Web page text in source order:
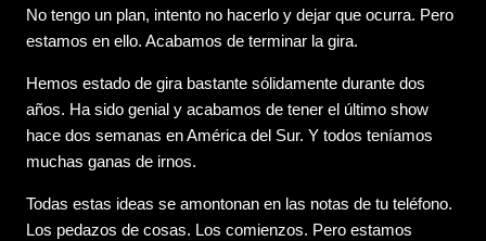
No tengo un plan, intento no hacerlo y dejar que ocurra. Pero
estamos en ello. Acabamos de terminar la gira.
Hemos estado de gira bastante sólidamente durante dos
años. Ha sido genial y acabamos de tener el último show
hace dos semanas en América del Sur. Y todos teníamos
muchas ganas de irnos.
Todas estas ideas se amontonan en las notas de tu teléfono.
Los pedazos de cosas. Los comienzos. Pero estamos